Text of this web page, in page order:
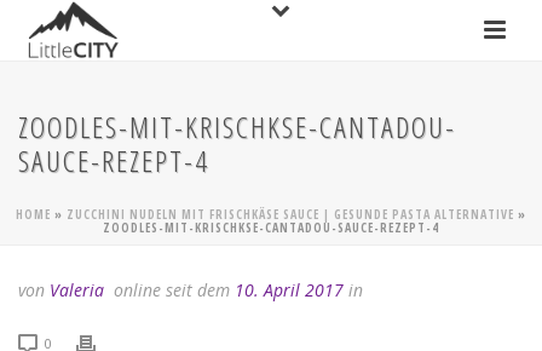
ZOODLES-MIT-KRISCHKSE-CANTADOU-
SAUCE-REZEPT-4
HOME » ZUCCHINI NUDELN MIT FRISCHKÄSE SAUCE | GESUNDE PASTA ALTERNATIVE »
ZOODLES-MIT-KRISCHKSE-CANTADOU-SAUCE-REZEPT-4
von Valeria online seit dem 10. April 2017 in
0